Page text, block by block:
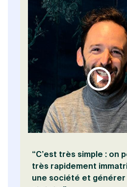
“C’est très simple : on
très rapidement
une société et générer